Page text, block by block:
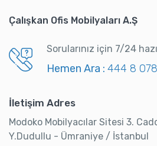
Çalışkan Ofis Mobilyaları A.Ş
Sorularınız için 7/24
Hemen Ara : 444 8 078
İletişim Adres
Modoko Mobilyacılar Sitesi 3.
Y.Dudullu - Ümraniye / İstanbul